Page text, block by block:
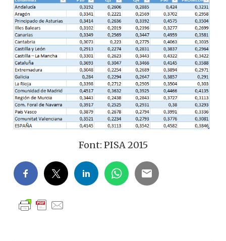
Índex de Gorard per a P10, Q1, Q4 i P90 com
a grups minoritaris, i promig